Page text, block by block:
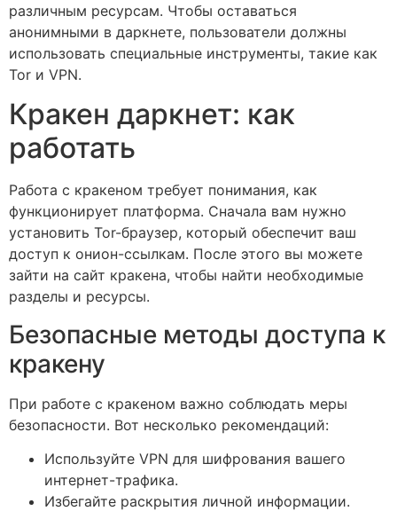
различным ресурсам. Чтобы оставаться
анонимными в даркнете, пользователи должны
использовать специальные инструменты, такие как
Tor и VPN.
Кракен даркнет: как
работать
Работа с кракеном требует понимания, как
функционирует платформа. Сначала вам нужно
установить Tor-браузер, который обеспечит ваш
доступ к онион-ссылкам. После этого вы можете
зайти на сайт кракена, чтобы найти необходимые
разделы и ресурсы.
Безопасные методы доступа к
кракену
При работе с кракеном важно соблюдать меры
безопасности. Вот несколько рекомендаций:
Используйте VPN для шифрования вашего
интернет-трафика.
Избегайте раскрытия личной информации.